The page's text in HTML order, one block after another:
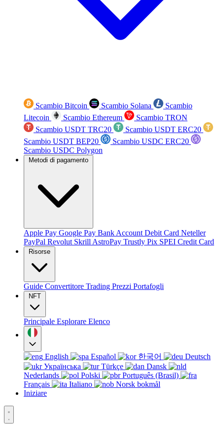
Scambio Bitcoin Scambio Solana
Scambio
Litecoin
Scambio Ethereum
Scambio TRON
Scambio USDT TRC20
Scambio USDT ERC20
Scambio USDT BEP20
Scambio USDC ERC20
Scambio USDC Polygon
Metodi di pagamento
Apple Pay Google Pay Bank Account Debit Card Neteller
PayPal Revolut Skrill AstroPay Trustly Pix SPEI Credit Card
Risorse
Guide Convertitore Trading Prezzi Portafogli
NFT
Principale Esplorare Elenco
English Español 한국어
Deutsch
Українська
Türkçe
Dansk
Nederlands
Polski
Português (Brasil)
Français
Italiano
Norsk bokmål
Iniziare